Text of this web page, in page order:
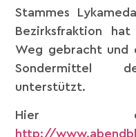
Stammes
Bezirksfraktion
Weg gebracht und
Sondermittel
unterstützt.
Hier
http://